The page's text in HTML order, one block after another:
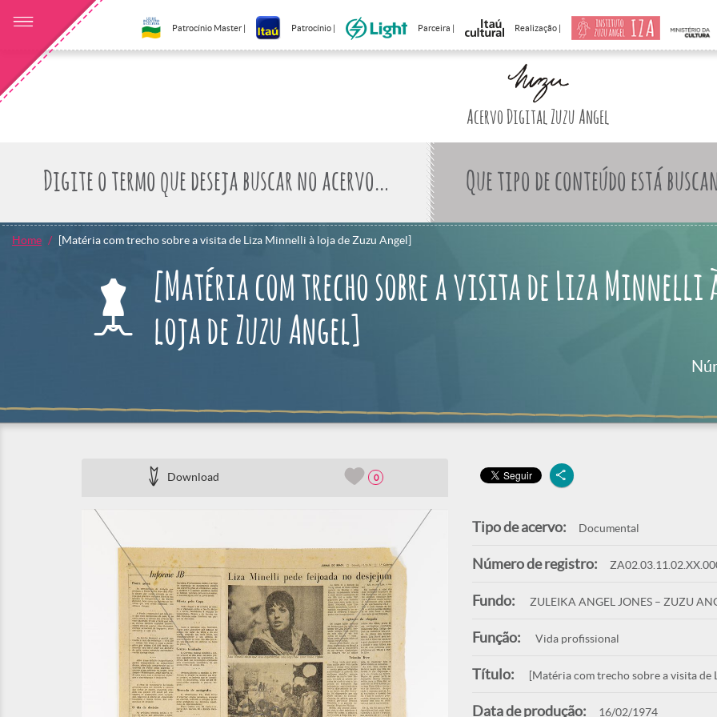
Patrocínio Master | Patrocínio | Parceira | Realização |
Acervo Digital Zuzu Angel
Que tipo de conteúdo está
Home [Matéria com trecho sobre a visita de Liza Minnelli à loja de Zuzu Angel]
[Matéria com trecho sobre a visita de Liza Minnelli
loja de Zuzu Angel]
Download 0
Tipo de acervo: Documental
Número de registro:
Fundo: ZULEIKA ANGEL JONES – ZUZU
Função: Vida profissional
Título: [Matéria com trecho sobre a visita de
Data de produção: 16/02/1974